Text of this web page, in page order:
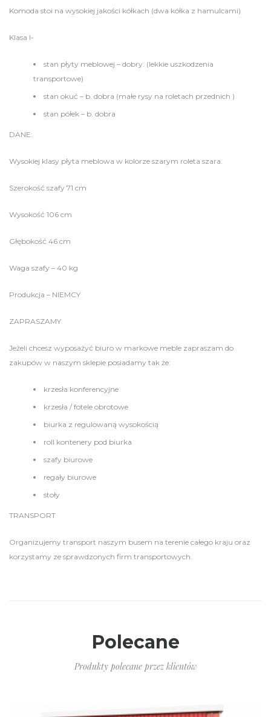
Komoda stoi na wysokiej jakości kółkach (dwa kółka z hamulcami)
Klasa I-
stan płyty meblowej – dobry. (lekkie uszkodzenia
transportowe)
stan okuć – b. dobra (małe rysy na roletach przednich )
stan półek – b. dobra
DANE:
Wysokiej klasy płyta meblowa w kolorze szarym roleta szara.
Szerokość szafy 71 cm
Wysokość 106 cm
Głębokość 46 cm
Waga szafy – 40 kg
Produkcja – NIEMCY
ZAPRASZAMY
Jeżeli chcesz wyposażyć biuro w markowe meble zapraszam do
zakupów w naszym sklepie posiadamy tak że:
krzesła konferencyjne
krzesła / fotele obrotowe
biurka z regulowaną wysokością
roll kontenery pod biurka
szafy biurowe
regały biurowe
stoły
TRANSPORT
Organizujemy transport naszym busem na terenie całego kraju oraz
korzystamy ze sprawdzonych firm transportowych.
Polecane
Produkty polecane przez klientów